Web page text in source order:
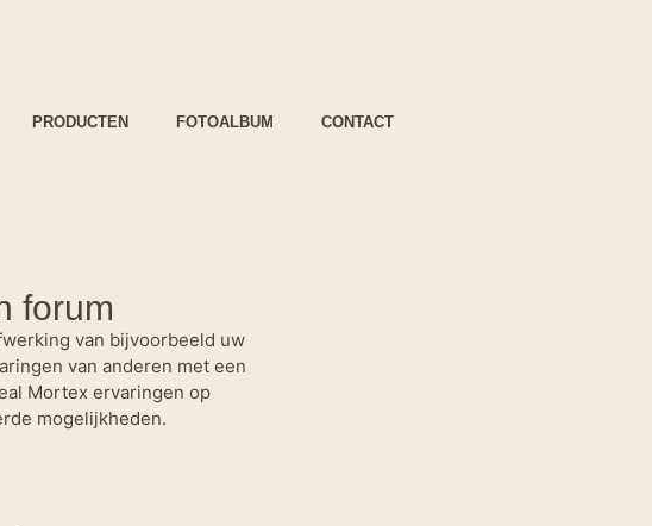
PRODUCTEN FOTOALBUM CONTACT
forum
van bijvoorbeeld uw
van anderen met een
Mortex ervaringen op
mogelijkheden.